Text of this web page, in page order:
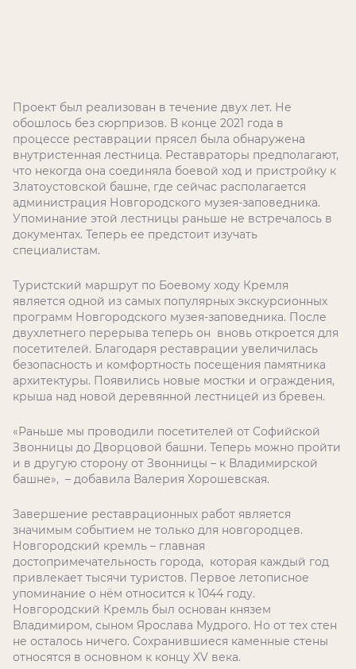
Проект был реализован в течение двух лет. Не
обошлось без сюрпризов. В конце 2021 года в
процессе реставрации прясел была обнаружена
внутристенная лестница. Реставраторы предполагают,
что некогда она соединяла боевой ход и пристройку к
Златоустовской башне, где сейчас располагается
администрация Новгородского музея-заповедника.
Упоминание этой лестницы раньше не встречалось в
документах. Теперь ее предстоит изучать
специалистам.
Туристский маршрут по Боевому ходу Кремля
является одной из самых популярных экскурсионных
программ Новгородского музея-заповедника. После
двухлетнего перерыва теперь он вновь откроется для
посетителей. Благодаря реставрации увеличилась
безопасность и комфортность посещения памятника
архитектуры. Появились новые мостки и ограждения,
крыша над новой деревянной лестницей из бревен.
«Раньше мы проводили посетителей от Софийской
Звонницы до Дворцовой башни. Теперь можно пройти
и в другую сторону от Звонницы – к Владимирской
башне», – добавила Валерия Хорошевская.
Завершение реставрационных работ является
значимым событием не только для новгородцев.
Новгородский кремль – главная
достопримечательность города, которая каждый год
привлекает тысячи туристов. Первое летописное
упоминание о нём относится к 1044 году.
Новгородский Кремль был основан князем
Владимиром, сыном Ярослава Мудрого. Но от тех стен
не осталось ничего. Сохранившиеся каменные стены
относятся в основном к концу XV века.